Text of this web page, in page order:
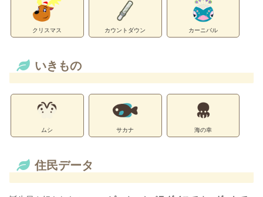
クリスマス カウントダウン カーニバル
いきもの
ムシ サカナ 海の幸
住民データ